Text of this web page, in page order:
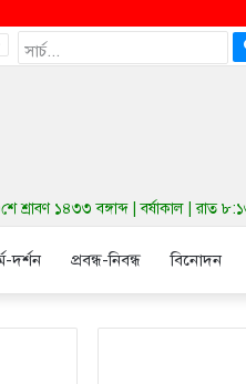
১৪৩৩ বঙ্গাব্দ | বর্ষাকাল | রাত
দর্শন প্রবন্ধ-নিবন্ধ বিনোদন